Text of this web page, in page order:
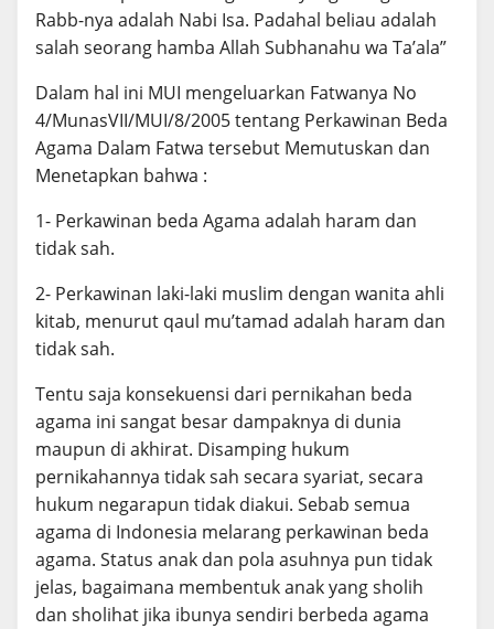
Rabb-nya adalah Nabi Isa. Padahal beliau adalah
salah seorang hamba Allah Subhanahu wa Ta’ala”
Dalam hal ini MUI mengeluarkan Fatwanya No
4/MunasVII/MUI/8/2005 tentang Perkawinan Beda
Agama Dalam Fatwa tersebut Memutuskan dan
Menetapkan bahwa :
1- Perkawinan beda Agama adalah haram dan
tidak sah.
2- Perkawinan laki-laki muslim dengan wanita ahli
kitab, menurut qaul mu’tamad adalah haram dan
tidak sah.
Tentu saja konsekuensi dari pernikahan beda
agama ini sangat besar dampaknya di dunia
maupun di akhirat. Disamping hukum
pernikahannya tidak sah secara syariat, secara
hukum negarapun tidak diakui. Sebab semua
agama di Indonesia melarang perkawinan beda
agama. Status anak dan pola asuhnya pun tidak
jelas, bagaimana membentuk anak yang sholih
dan sholihat jika ibunya sendiri berbeda agama